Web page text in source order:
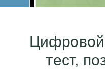
Цифровой
тест,